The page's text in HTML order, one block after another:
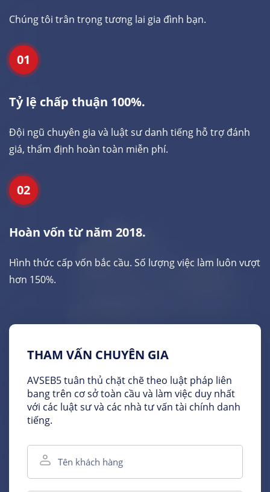
THAM VẤN CHUYÊN GIA
AVSEB5 tuân thủ chặt chẽ theo luật pháp liên
bang trên cơ sở toàn cầu và làm việc duy nhất
với các luật sư và các nhà tư vấn tài chính danh
tiếng.
Chúng tôi trân trọng tương lai gia đình bạn.
01
Tỷ lệ chấp thuận 100%.
Đội ngũ chuyên gia và luật sư danh tiếng hỗ trợ đánh
giá, thẩm định hoàn toàn miễn phí.
02
Hoàn vốn từ năm 2018.
Hình thức cấp vốn bắc cầu. Số lượng việc làm luôn vượt
hơn 150%.